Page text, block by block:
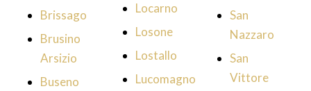
Brissago
Brusino
Arsizio
Buseno
Locarno
Losone
Lostallo
Lucomagno
San
Nazzaro
San
Vittore